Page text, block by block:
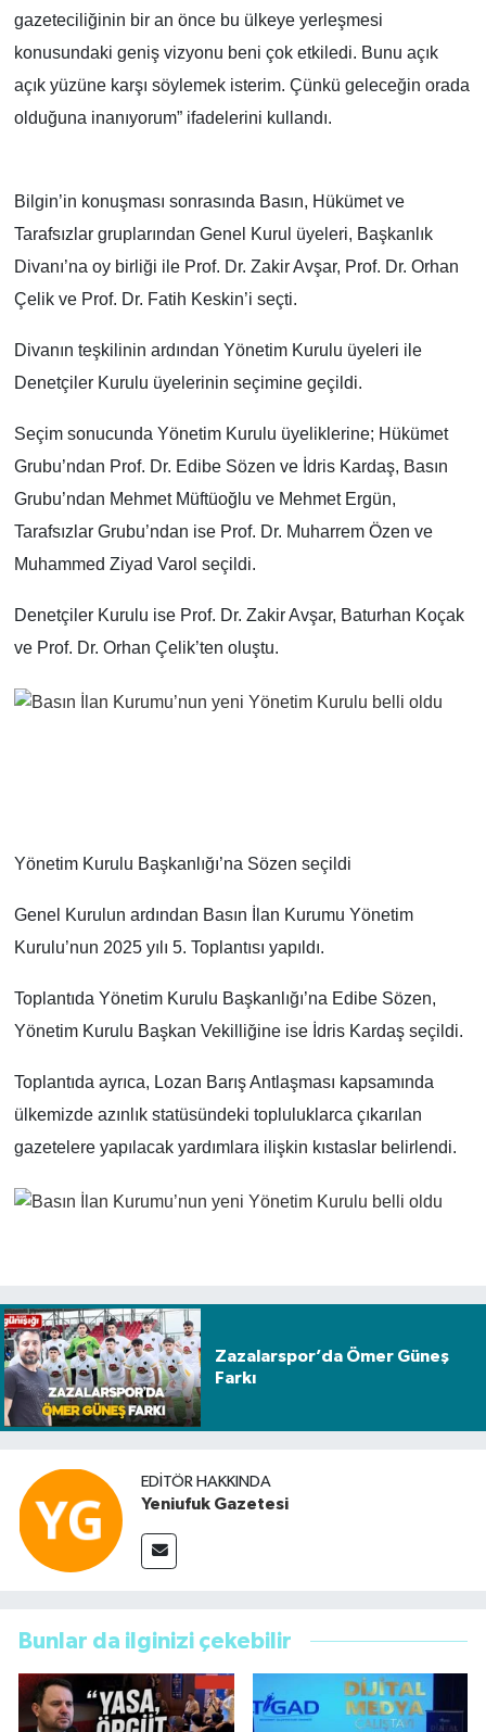
gazeteciliğinin bir an önce bu ülkeye yerleşmesi
konusundaki geniş vizyonu beni çok etkiledi. Bunu açık
açık yüzüne karşı söylemek isterim. Çünkü geleceğin orada
olduğuna inanıyorum” ifadelerini kullandı.
Bilgin’in konuşması sonrasında Basın, Hükümet ve
Tarafsızlar gruplarından Genel Kurul üyeleri, Başkanlık
Divanı’na oy birliği ile Prof. Dr. Zakir Avşar, Prof. Dr. Orhan
Çelik ve Prof. Dr. Fatih Keskin’i seçti.
Divanın teşkilinin ardından Yönetim Kurulu üyeleri ile
Denetçiler Kurulu üyelerinin seçimine geçildi.
Seçim sonucunda Yönetim Kurulu üyeliklerine; Hükümet
Grubu’ndan Prof. Dr. Edibe Sözen ve İdris Kardaş, Basın
Grubu’ndan Mehmet Müftüoğlu ve Mehmet Ergün,
Tarafsızlar Grubu’ndan ise Prof. Dr. Muharrem Özen ve
Muhammed Ziyad Varol seçildi.
Denetçiler Kurulu ise Prof. Dr. Zakir Avşar, Baturhan Koçak
ve Prof. Dr. Orhan Çelik’ten oluştu.
Yönetim Kurulu Başkanlığı’na Sözen seçildi
Genel Kurulun ardından Basın İlan Kurumu Yönetim
Kurulu’nun 2025 yılı 5. Toplantısı yapıldı.
Toplantıda Yönetim Kurulu Başkanlığı’na Edibe Sözen,
Yönetim Kurulu Başkan Vekilliğine ise İdris Kardaş seçildi.
Toplantıda ayrıca, Lozan Barış Antlaşması kapsamında
ülkemizde azınlık statüsündeki topluluklarca çıkarılan
gazetelere yapılacak yardımlara ilişkin kıstaslar belirlendi.
Zazalarspor’da Ömer Güneş
Farkı
EDITÖR HAKKINDA
Yeniufuk Gazetesi
Bunlar da ilginizi çekebilir